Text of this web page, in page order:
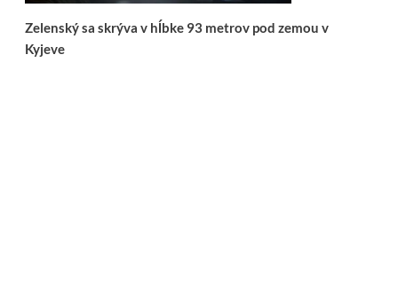
Zelenský sa skrýva v hĺbke 93 metrov pod zemou v
Kyjeve